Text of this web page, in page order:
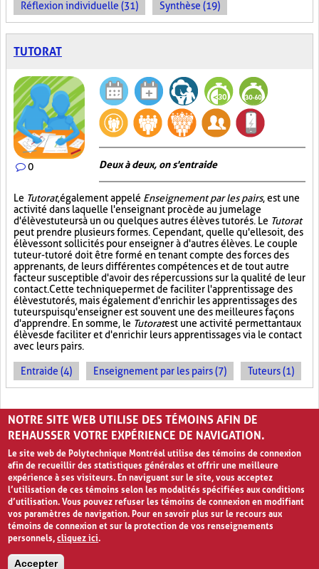
Réflexion individuelle (31) Synthèse (19)
TUTORAT
0 Deux à deux, on s'entraide
Le Tutorat, également appelé Enseignement par les pairs, est une
activité dans laquelle l'enseignant procède au jumelage
d'élèves tuteurs à un ou quelques autres élèves tutorés. Le Tutorat
peut prendre plusieurs formes. Cependant, quelle qu'elle soit, des
élèves sont sollicités pour enseigner à d'autres élèves. Le couple
tuteur-tutoré doit être formé en tenant compte des forces des
apprenants, de leurs différentes compétences et de tout autre
facteur susceptible d'avoir des répercussions sur la qualité de leur
contact. Cette technique permet de faciliter l'apprentissage des
élèves tutorés, mais également d'enrichir les apprentissages des
tuteurs puisqu'enseigner est souvent une des meilleures façons
d'apprendre. En somme, le Tutoratest une activité permettant aux
élèves de faciliter et d'enrichir leurs apprentissages via le contact
avec leurs pairs.
Entraide (4) Enseignement par les pairs (7) Tuteurs (1)
PAGES
1 2 3 › »
NOTRE SITE WEB UTILISE DES TÉMOINS AFIN DE
REHAUSSER VOTRE EXPÉRIENCE DE NAVIGATION.
Le site web de Polytechnique Montréal utilise des témoins de connexion
afin de recueillir des statistiques générales et offrir une meilleure
expérience à ses visiteurs. En naviguant sur le site, vous acceptez
l’utilisation de ces témoins selon les modalités spécifiées aux conditions
d’utilisation. Vous pouvez refuser les témoins de connexion en modifiant
vos paramètres de navigation. Pour en savoir plus sur le recours aux
témoins de connexion et sur la protection de vos renseignements
personnels,cliquez ici.
Accepter